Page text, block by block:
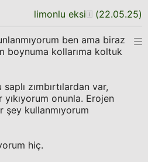
limonlu eksi (22.05.25)
ben ama biraz
boynuma kollarıma koltuk
zımbırtılardan var,
yıkıyorum onunla. Erojen
kullanmıyorum
hiç.